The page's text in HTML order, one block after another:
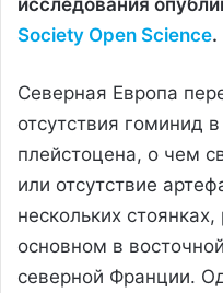
Society Open Science.
Северная Европа
отсутствия гоминид
плейстоцена, о чем
или отсутствие
нескольких
основном в
северной Франции.